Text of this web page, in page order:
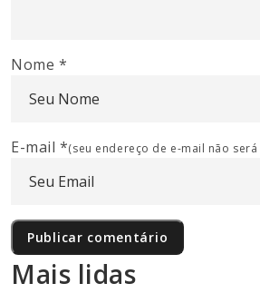
Nome *
E-mail *(seu endereço de e-mail não
Mais lidas